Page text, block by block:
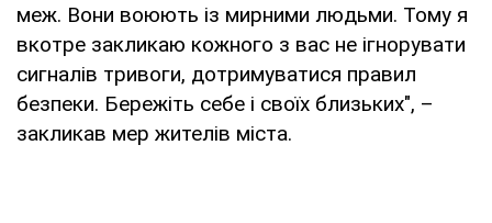
меж. Вони воюють із мирними людьми. Тому я
вкотре закликаю кожного з вас не ігнорувати
сигналів тривоги, дотримуватися правил
безпеки. Бережіть себе і своїх близьких", –
закликав мер жителів міста.